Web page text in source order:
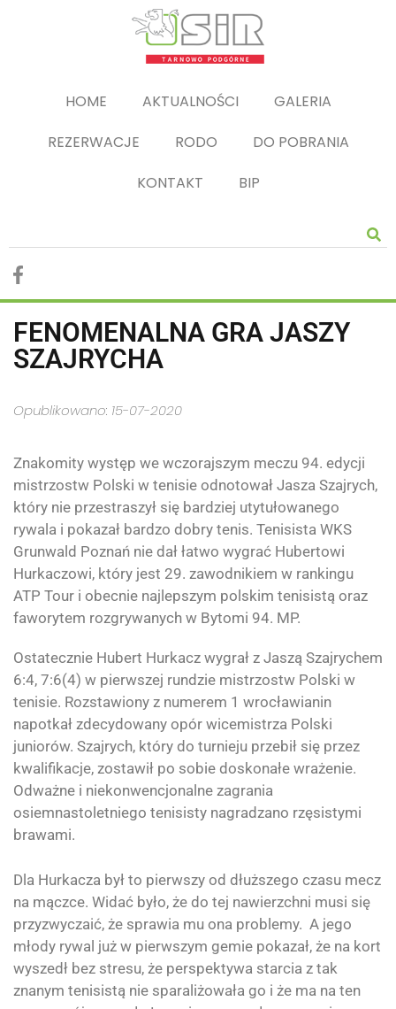
HOME AKTUALNOŚCI
GALERIA
REZERWACJE
RODO
DO POBRANIA
KONTAKT
BIP
FENOMENALNA GRA JASZY
SZAJRYCHA
Opublikowano: 15-07-2020
Znakomity występ we wczorajszym meczu 94. edycji
mistrzostw Polski w tenisie odnotował Jasza Szajrych,
który nie przestraszył się bardziej utytułowanego
rywala i pokazał bardzo dobry tenis. Tenisista WKS
Grunwald Poznań nie dał łatwo wygrać Hubertowi
Hurkaczowi, który jest 29. zawodnikiem w rankingu
ATP Tour i obecnie najlepszym polskim tenisistą oraz
faworytem rozgrywanych w Bytomi 94. MP.
Ostatecznie Hubert Hurkacz wygrał z Jaszą Szajrychem
6:4, 7:6(4) w pierwszej rundzie mistrzostw Polski w
tenisie. Rozstawiony z numerem 1 wrocławianin
napotkał zdecydowany opór wicemistrza Polski
juniorów. Szajrych, który do turnieju przebił się przez
kwalifikacje, zostawił po sobie doskonałe wrażenie.
Odważne i niekonwencjonalne zagrania
osiemnastoletniego tenisisty nagradzano rzęsistymi
brawami.
Dla Hurkacza był to pierwszy od dłuższego czasu mecz
na mączce. Widać było, że do tej nawierzchni musi się
przyzwyczaić, że sprawia mu ona problemy. A jego
młody rywal już w pierwszym gemie pokazał, że na kort
wyszedł bez stresu, że perspektywa starcia z tak
znanym tenisistą nie sparaliżowała go i że ma na ten